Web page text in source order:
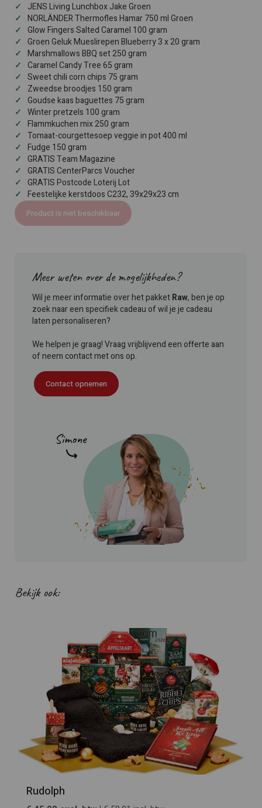
JENS Living Lunchbox Jake Groen
NORLÄNDER Thermofles Hamar 750 ml Groen
Glow Fingers Salted Caramel 100 gram
Groen Geluk Mueslirepen Blueberry 3 x 20 gram
Marshmallows BBQ set 250 gram
Caramel Candy Tree 65 gram
Sweet chili corn chips 75 gram
Zweedse broodjes 150 gram
Goudse kaas baguettes 75 gram
Winter pretzels 100 gram
Flammkuchen mix 250 gram
Tomaat-courgettesoep veggie in pot 400 ml
Fudge 150 gram
GRATIS Team Magazine
GRATIS CenterParcs Voucher
GRATIS Postcode Loterij Lot
Feestelijke kerstdoos C232, 39x29x23 cm
Product is niet beschikbaar
Meer weten over de mogelijkheden?
Wil je meer informatie over het pakketRaw, ben je op
zoek naar een specifiek cadeau of wil je je cadeau
laten personaliseren?
We helpen je graag! Vraag vrijblijvend een offerte aan
of neem contact met ons op.
Contact opnemen
Bekijk ook:
Rudolph